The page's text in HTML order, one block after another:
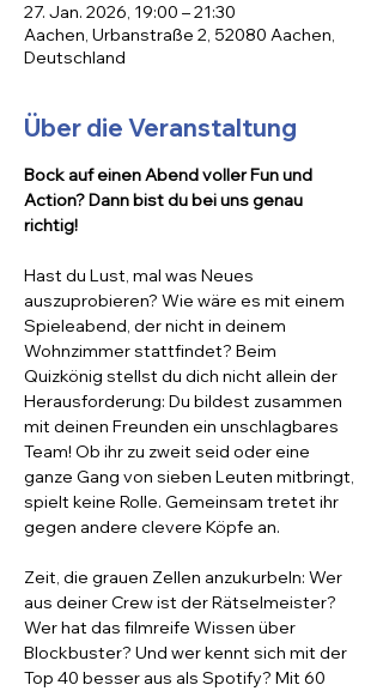
27. Jan. 2026, 19:00 – 21:30
Aachen, Urbanstraße 2, 52080 Aachen,
Deutschland
Über die Veranstaltung
Bock auf einen Abend voller Fun und
Action? Dann bist du bei uns genau
richtig!
Hast du Lust, mal was Neues
auszuprobieren? Wie wäre es mit einem
Spieleabend, der nicht in deinem
Wohnzimmer stattfindet? Beim
Quizkönig stellst du dich nicht allein der
Herausforderung: Du bildest zusammen
mit deinen Freunden ein unschlagbares
Team! Ob ihr zu zweit seid oder eine
ganze Gang von sieben Leuten mitbringt,
spielt keine Rolle. Gemeinsam tretet ihr
gegen andere clevere Köpfe an.
Zeit, die grauen Zellen anzukurbeln: Wer
aus deiner Crew ist der Rätselmeister?
Wer hat das filmreife Wissen über
Blockbuster? Und wer kennt sich mit der
Top 40 besser aus als Spotify? Mit 60